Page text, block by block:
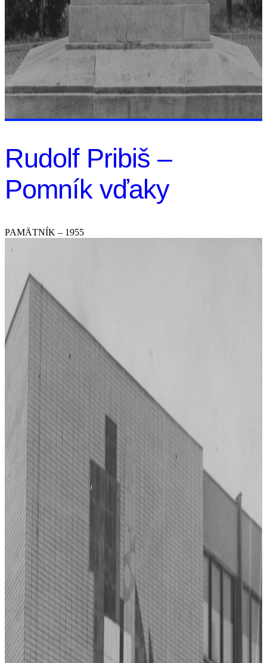
Rudolf Pribiš –
Pomník vďaky
PAMÄTNÍK – 1955